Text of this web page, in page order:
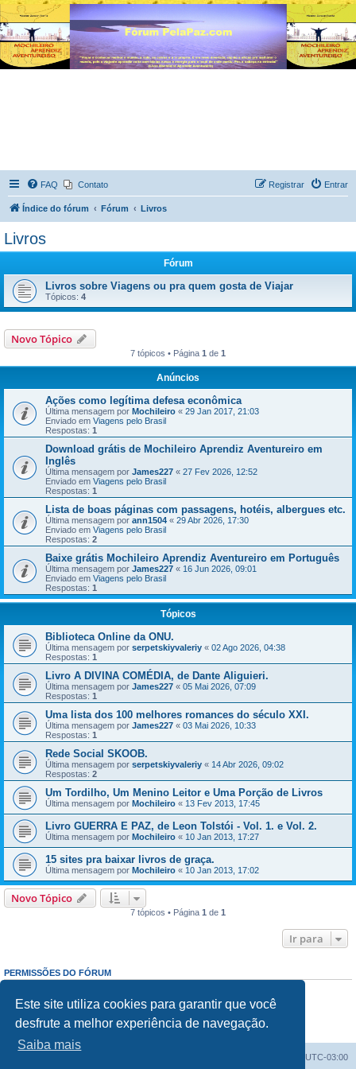
Este site utiliza cookies para garantir que você
desfrute a melhor experiência de navegação.
Saiba mais
FAQ Contato Entrar
Registrar
Índice do fórum Fórum Livros
Livros
Fórum
Livros sobre Viagens ou pra quem gosta de Viajar
Tópicos: 4
Novo Tópico
7 tópicos • Página 1 de 1
Anúncios
Ações como legítima defesa econômica
Última mensagem por Mochileiro « 29 Jan 2017, 21:03
Enviado em Viagens pelo Brasil
Respostas: 1
Download grátis de Mochileiro Aprendiz Aventureiro em
Inglês
Última mensagem por James227 « 27 Fev 2026, 12:52
Enviado em Viagens pelo Brasil
Respostas: 1
Lista de boas páginas com passagens, hotéis, albergues etc.
Última mensagem por ann1504 « 29 Abr 2026, 17:30
Enviado em Viagens pelo Brasil
Respostas: 2
Baixe grátis Mochileiro Aprendiz Aventureiro em Português
Última mensagem por James227 « 16 Jun 2026, 09:01
Enviado em Viagens pelo Brasil
Respostas: 1
Tópicos
Biblioteca Online da ONU.
Última mensagem por serpetskiyvaleriy « 02 Ago 2026, 04:38
Respostas: 1
Livro A DIVINA COMÉDIA, de Dante Aliguieri.
Última mensagem por James227 « 05 Mai 2026, 07:09
Respostas: 1
Uma lista dos 100 melhores romances do século XXI.
Última mensagem por James227 « 03 Mai 2026, 10:33
Respostas: 1
Rede Social SKOOB.
Última mensagem por serpetskiyvaleriy « 14 Abr 2026, 09:02
Respostas: 2
Um Tordilho, Um Menino Leitor e Uma Porção de Livros
Última mensagem por Mochileiro « 13 Fev 2013, 17:45
Livro GUERRA E PAZ, de Leon Tolstói - Vol. 1. e Vol. 2.
Última mensagem por Mochileiro « 10 Jan 2013, 17:27
15 sites pra baixar livros de graça.
Última mensagem por Mochileiro « 10 Jan 2013, 17:02
Novo Tópico
7 tópicos • Página 1 de 1
Ir para
PERMISSÕES DO FÓRUM
Responder mensagens:
Proibido
Editar mensagens:Proibido
Excluir mensagens:Proibido
UTC-03:00